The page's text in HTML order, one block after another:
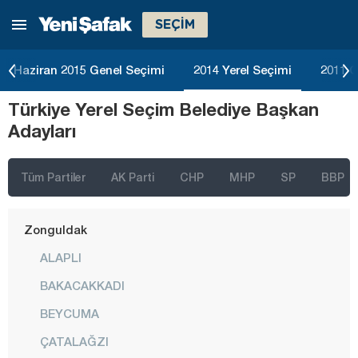
SEÇİM
Haziran 2015 Genel Seçimi 2014 Yerel Seçimi 2011
Türkiye Yerel Seçim Belediye Başkan
Adayları
Tüm Partiler AK Parti CHP MHP SP BBP
Tokat
Uşak
Van
Yozgat
Zonguldak
ALAPLI
BAKACAKKADI
BEYCUMA
ÇATALAĞZI